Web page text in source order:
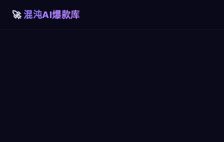
混沌AI爆款库